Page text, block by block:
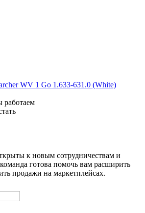
WV 1 Go 1.633-631.0 (White)
работаем
к новым сотрудничествам и
готова помочь вам расширить
продажи на маркетплейсах.